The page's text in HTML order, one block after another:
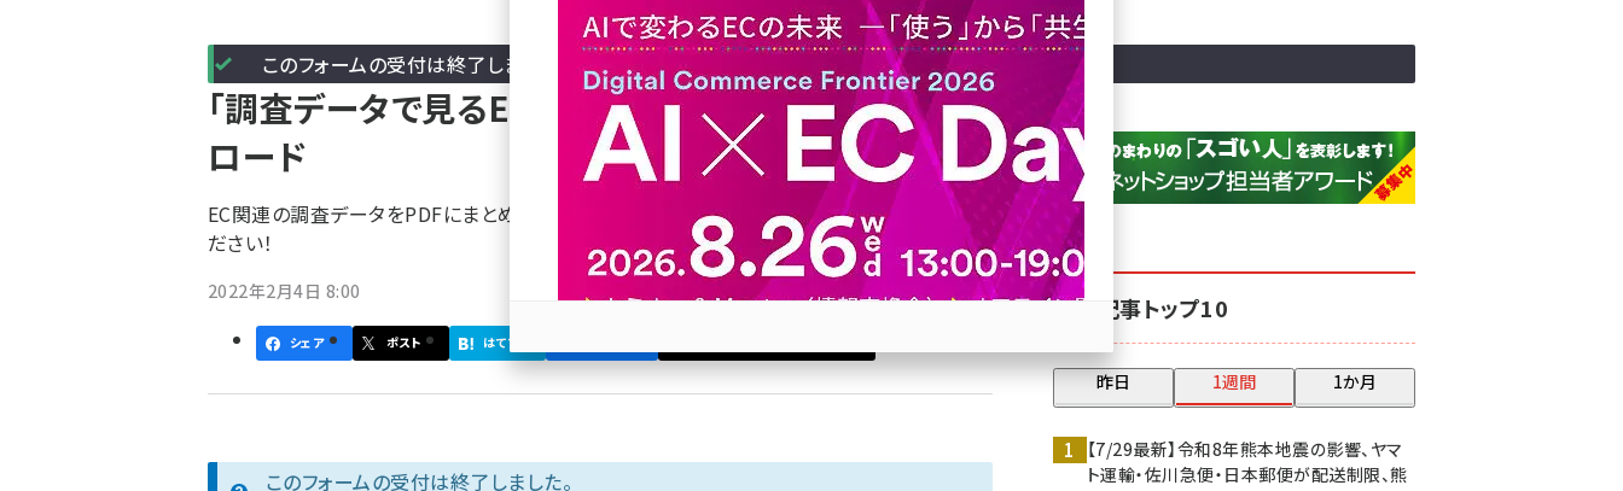
base (1075)
ビィ・フォアード (773)
パ
ン
く
ず
このフォームの受付は終了しました。
「調査データで見るEC 2022年版」PDF無料ダウン
ロード
EC関連の調査データをPDFにまとめました。ネッ担のメルマガを購読してダウンロードしてく
ださい！
2022年2月4日 8:00
シェア ポスト はてブ
このフォームの受付は終了しました。
人気記事トップ10
昨日 1週間 1か月
【7/29最新】令和8年熊本地震の影響、ヤマ
ト運輸・佐川急便・日本郵便が配送制限、熊